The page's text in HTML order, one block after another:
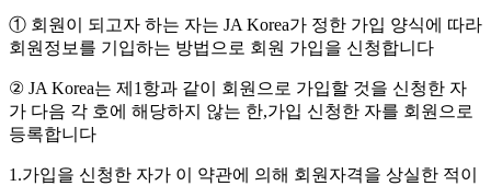
① 회원이 되고자 하는 자는 JA Korea가 정한 가입 양식에 따라
회원정보를 기입하는 방법으로 회원 가입을 신청합니다
② JA Korea는 제1항과 같이 회원으로 가입할 것을 신청한 자
가 다음 각 호에 해당하지 않는 한,가입 신청한 자를 회원으로
등록합니다
1.가입을 신청한 자가 이 약관에 의해 회원자격을 상실한 적이